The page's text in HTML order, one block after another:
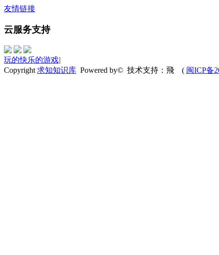
友情链接
云服务支持
玩的快乐的游戏|
Copyright 求知知识库 Powered by© 技术支持：飛 ( 闽ICP备